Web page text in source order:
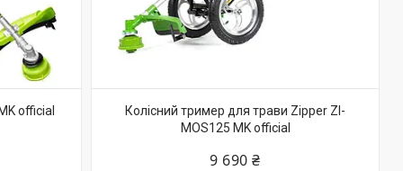
official
Колісний тример для трави Zipper ZI-
MOS125 MK official
9 690 ₴